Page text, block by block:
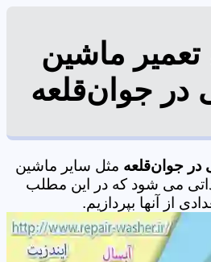
تعمیر ماشین
در جوان‌قلعه
در جوان‌قلعه مثل سایر ماشین
می شود که در این مطلب
از آنها بپردازیم.